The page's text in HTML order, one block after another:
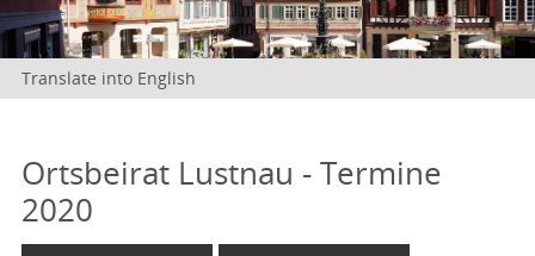
Translate into English
Ortsbeirat Lustnau - Termine
2020